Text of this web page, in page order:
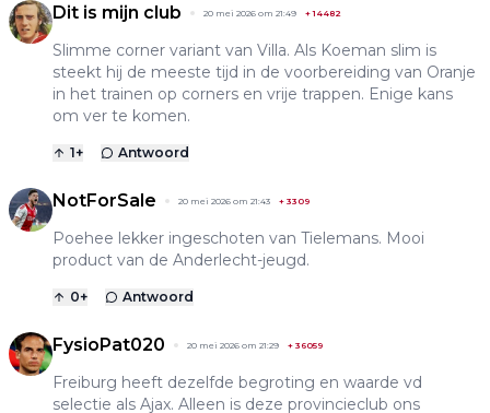
Dit is mijn club 20 mei 2026 om 21:49 +14482
Slimme corner variant van Villa. Als Koeman slim is
steekt hij de meeste tijd in de voorbereiding van Oranje
in het trainen op corners en vrije trappen. Enige kans
om ver te komen.
1+ Antwoord
NotForSale 20 mei 2026 om 21:43 + 3309
Poehee lekker ingeschoten van Tielemans. Mooi
product van de Anderlecht-jeugd.
0+ Antwoord
FysioPat020 20 mei 2026 om 21:29 + 36059
Freiburg heeft dezelfde begroting en waarde vd
selectie als Ajax. Alleen is deze provincieclub ons